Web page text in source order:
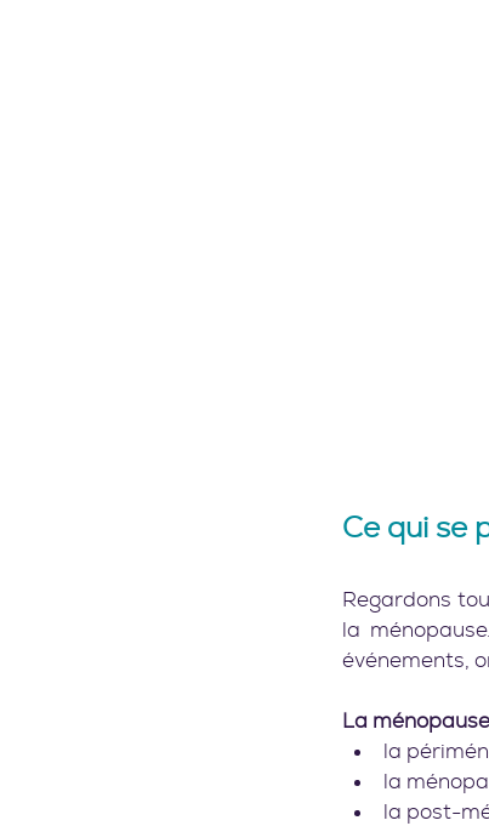
Ce qui se
Regardons
la
événements,
La
la
la
la post-